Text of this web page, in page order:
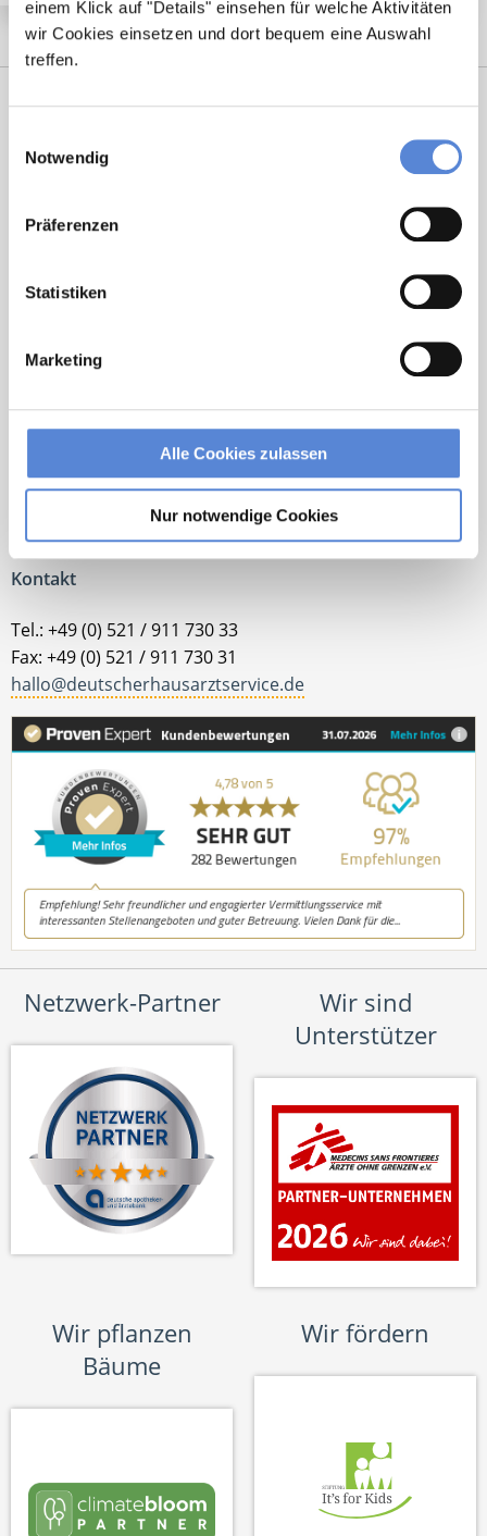
einem Klick auf "Details" einsehen für welche Aktivitäten
wir Cookies einsetzen und dort bequem eine Auswahl
treffen.
Notwendig
Präferenzen
Statistiken
Marketing
Alle Cookies zulassen
Nur notwendige Cookies
Marcel Willing
Sie haben Fragen zu unseren Stellenanzeigen oder
benötigen Unterstützung beim Ausfüllen Ihres
Bewerberprofils? Kontaktieren Sie mich einfach, ich
helfe Ihnen gerne weiter!
Jetzt zur kostenlosen Stellenanfrage
Kontakt
Tel.: +49 (0) 521 / 911 730 33
Fax: +49 (0) 521 / 911 730 31
hallo@deutscherhausarztservice.de
Netzwerk-Partner
Wir sind
Unterstützer
Wir pflanzen
Bäume
Wir fördern